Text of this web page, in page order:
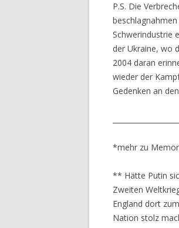
P.S. Die
Schwerindustrie
der Ukraine, wo
2004 daran
wieder der
Gedenken an
*mehr zu
** Hätte Putin
Zweiten
England dort
Nation stolz